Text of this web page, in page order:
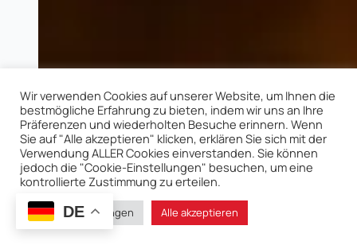
Wir verwenden Cookies auf unserer Website, um Ihnen die
bestmögliche Erfahrung zu bieten, indem wir uns an Ihre
Präferenzen und wiederholten Besuche erinnern. Wenn
Sie auf "Alle akzeptieren" klicken, erklären Sie sich mit der
Verwendung ALLER Cookies einverstanden. Sie können
jedoch die "Cookie-Einstellungen" besuchen, um eine
kontrollierte Zustimmung zu erteilen.
Cookie-Einstellungen Alle akzeptieren
DE